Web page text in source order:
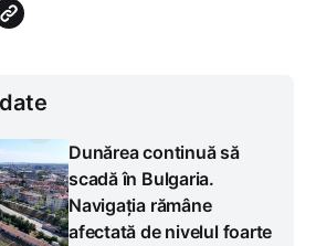
Dunărea continuă să
scadă în Bulgaria.
Navigația rămâne
afectată de nivelul foarte